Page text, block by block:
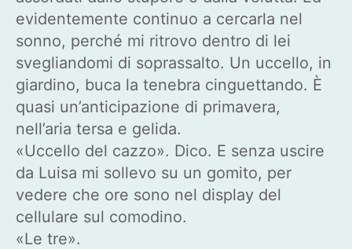
evidentemente continuo a cercarla nel
sonno, perché mi ritrovo dentro di lei
svegliandomi di soprassalto. Un uccello, in
giardino, buca la tenebra cinguettando. È
quasi un’anticipazione di primavera,
nell’aria tersa e gelida.
«Uccello del cazzo». Dico. E senza uscire
da Luisa mi sollevo su un gomito, per
vedere che ore sono nel display del
cellulare sul comodino.
«Le tre».